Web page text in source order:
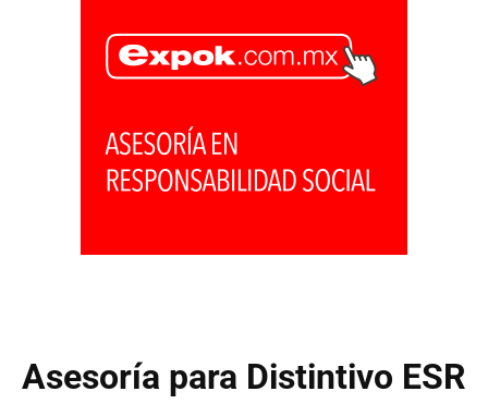
Asesoría para Distintivo ESR